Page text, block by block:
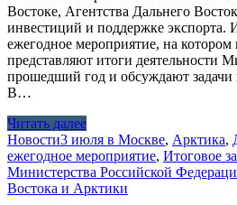
Востоке, Агентства Дальнего
инвестиций и поддержке экспорта.
ежегодное мероприятие, на котором
представляют итоги деятельности
прошедший год и обсуждают
В…
Читать далее
Новости3 июля в Москве, Арктика,
ежегодное мероприятие, Итоговое
Министерства Российской
Востока и Арктики